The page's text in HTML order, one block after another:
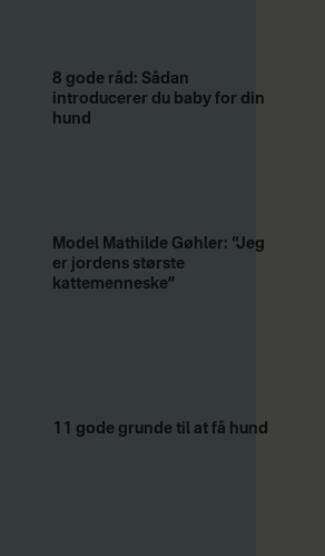
8 gode råd: Sådan
introducerer du baby for din
hund
Model Mathilde Gøhler: “Jeg
er jordens største
kattemenneske”
11 gode grunde til at få hund